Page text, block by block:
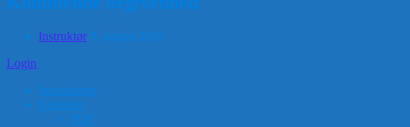
Instruktør 9. august 2026
Login
Instruktører
Kalender
PDF